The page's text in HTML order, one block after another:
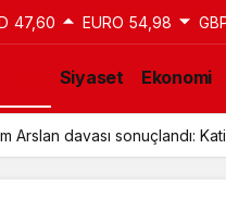
47,60 EURO 54,98
Siyaset Ekonomi
Arslan davası sonuçlandı: